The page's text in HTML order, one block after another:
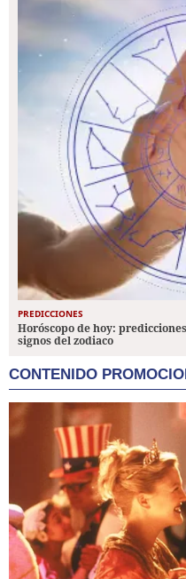
PREDICCIONES
Horóscopo de hoy:
signos del zodiaco
CONTENIDO